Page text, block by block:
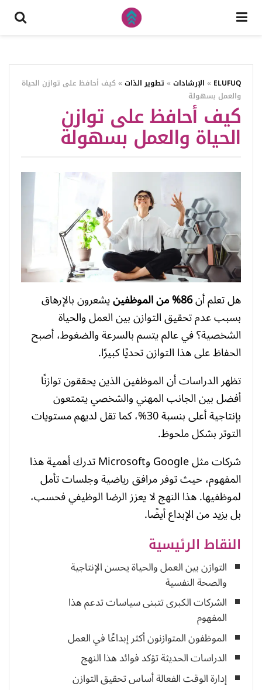
ELUFUQ
» الإرشادات » تطوير الذات »كيف أحافظ على توازن الحياة
والعمل بسهولة
كيف أحافظ على توازن
الحياة والعمل بسهولة
هل تعلم أن86% من الموظفين يشعرون بالإرهاق
بسبب عدم تحقيق التوازن بين العمل والحياة
الشخصية؟ في عالم يتسم بالسرعة والضغوط، أصبح
الحفاظ على هذا التوازن تحديًا كبيرًا.
تظهر الدراسات أن الموظفين الذين يحققون توازنًا
أفضل بين الجانب المهني والشخصي يتمتعون
بإنتاجية أعلى بنسبة 30%، كما تقل لديهم مستويات
التوتر بشكل ملحوظ.
شركات مثل Google وMicrosoft تدرك أهمية هذا
المفهوم، حيث توفر مرافق رياضية وجلسات تأمل
لموظفيها. هذا النهج لا يعزز الرضا الوظيفي فحسب،
بل يزيد من الإبداع أيضًا.
النقاط الرئيسية
التوازن بين العمل والحياة يحسن الإنتاجية
والصحة النفسية
الشركات الكبرى تتبنى سياسات تدعم هذا
المفهوم
الموظفون المتوازنون أكثر إبداعًا في العمل
الدراسات الحديثة تؤكد فوائد هذا النهج
إدارة الوقت الفعالة أساس تحقيق التوازن